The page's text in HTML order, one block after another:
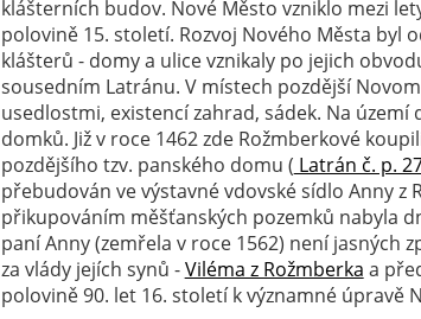
klášterních budov. Nové Město vzniklo mezi
polovině 15. století. Rozvoj Nového Města byl
klášterů - domy a ulice vznikaly po jejich
sousedním Latránu. V místech pozdější
usedlostmi, existencí zahrad, sádek. Na
domků. Již v roce 1462 zde Rožmberkové
pozdějšího tzv. panského domu ( Latrán č. p.
přebudován ve výstavné vdovské sídlo Anny
přikupováním měšťanských pozemků nabyla
paní Anny (zemřela v roce 1562) není jasných
za vlády jejích synů -Viléma z Rožmberka a
polovině 90. let 16. století k významné úpravě